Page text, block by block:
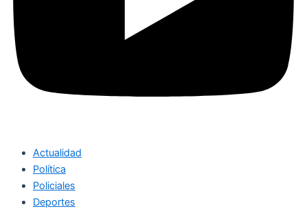
Actualidad
Política
Policiales
Deportes